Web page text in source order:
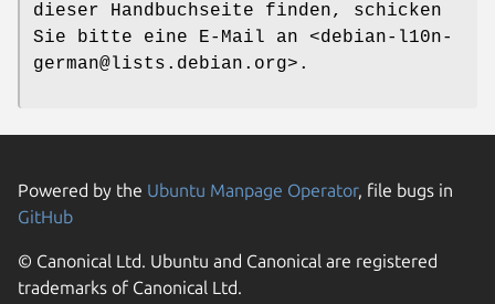
dieser Handbuchseite finden, schicken
Sie bitte eine E-Mail an <debian-l10n-
german@lists.debian.org>.
Powered by the Ubuntu Manpage Operator, file bugs in
GitHub
© Canonical Ltd. Ubuntu and Canonical are registered
trademarks of Canonical Ltd.